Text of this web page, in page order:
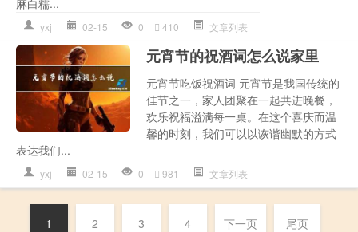
麻白糯...
yxj 02-15 0 410 文章列表
元宵节的祝酒词怎么说家里
元宵节吃饭祝酒词 元宵节是我国传统的
佳节之一，家人团聚在一起共进晚餐，
欢乐祝福溢满每一桌。在这个喜庆而温
馨的时刻，我们可以以诙谐幽默的方式
表达我们...
yxj 02-15 0 981 文章列表
1 2 3 4 下一页 尾页